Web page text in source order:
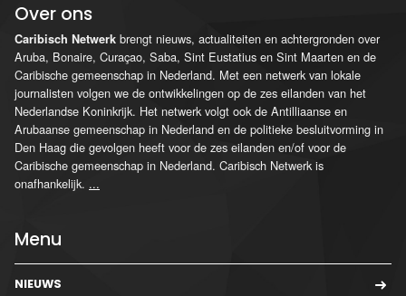
Over ons
Caribisch Netwerk brengt nieuws, actualiteiten en achtergronden over
Aruba, Bonaire, Curaçao, Saba, Sint Eustatius en Sint Maarten en de
Caribische gemeenschap in Nederland. Met een netwerk van lokale
journalisten volgen we de ontwikkelingen op de zes eilanden van het
Nederlandse Koninkrijk. Het netwerk volgt ook de Antilliaanse en
Arubaanse gemeenschap in Nederland en de politieke besluitvorming in
Den Haag die gevolgen heeft voor de zes eilanden en/of voor de
Caribische gemeenschap in Nederland. Caribisch Netwerk is
onafhankelijk. ...
Menu
NIEUWS